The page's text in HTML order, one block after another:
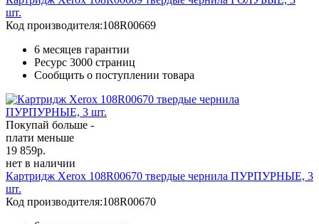
шт.
Код производителя:108R00669
6 месяцев гарантии
Ресурс 3000 страниц
Сообщить о поступлении товара
Покупай больше -
плати меньше
19 859р.
нет в наличии
Картридж Xerox 108R00670 твердые чернила ПУРПУРНЫЕ, 3
шт.
Код производителя:108R00670